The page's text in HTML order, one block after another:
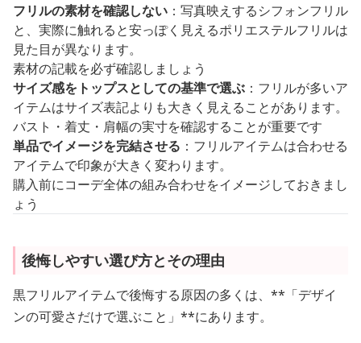
フリルの素材を確認しない ：写真映えするシフォンフリル
と、実際に触れると安っぽく見えるポリエステルフリルは
見た目が異なります。
素材の記載を必ず確認しましょう
サイズ感をトップスとしての基準で選ぶ ：フリルが多いア
イテムはサイズ表記よりも大きく見えることがあります。
バスト・着丈・肩幅の実寸を確認することが重要です
単品でイメージを完結させる ：フリルアイテムは合わせる
アイテムで印象が大きく変わります。
購入前にコーデ全体の組み合わせをイメージしておきまし
ょう
後悔しやすい選び方とその理由
黒フリルアイテムで後悔する原因の多くは、**「デザイ
ンの可愛さだけで選ぶこと」**にあります。